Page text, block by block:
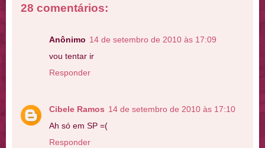
28 comentários:
Anônimo 14 de setembro de 2010 às 17:09
vou tentar ir
Responder
Cibele Ramos 14 de setembro de 2010 às 17:10
Ah só em SP =(
Responder